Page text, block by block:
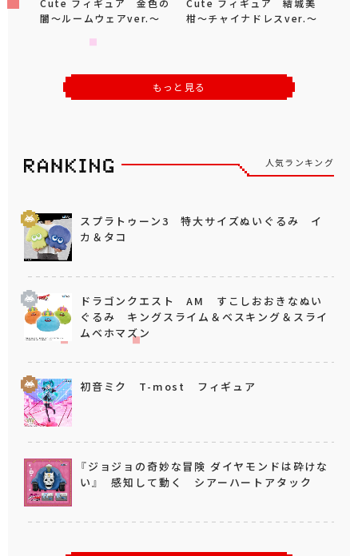
闇～ルームウェアver.～
柑～チャイナドレスver.～
もっと見る
人気ランキング
スプラトゥーン3 特大サイズぬいぐるみ イ
カ＆タコ
ドラゴンクエスト AM すこしおおきなぬい
ぐるみ キングスライム＆ベスキング＆スライ
ムベホマズン
初音ミク T-most フィギュア
『ジョジョの奇妙な冒険 ダイヤモンドは砕けな
い』 感知して動く シアーハートアタック